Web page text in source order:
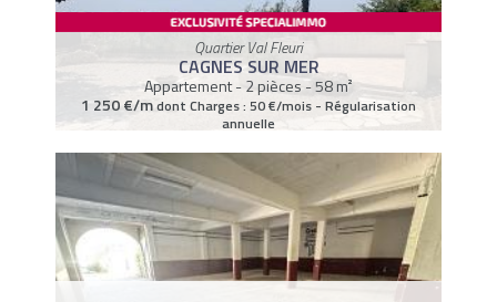
Quartier Val Fleuri
CAGNES SUR MER
Appartement - 2 pièces - 58 m²
1 250 €/mdont Charges : 50 €/mois - Régularisation
annuelle